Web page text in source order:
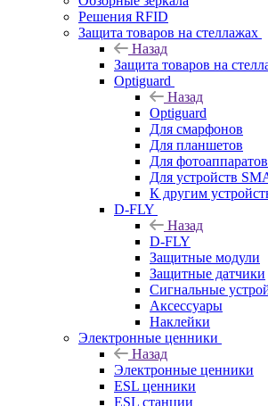
Решения RFID
Защита товаров на стеллажах
Назад
Защита товаров на
Optiguard
Назад
Optiguard
Для смарфонов
Для планшетов
Для фотоаппаратов
Для устройств
К другим
D-FLY
Назад
D-FLY
Защитные модули
Защитные датчики
Сигнальные
Аксессуары
Наклейки
Электронные ценники
Назад
Электронные ценники
ESL ценники
ESL станции